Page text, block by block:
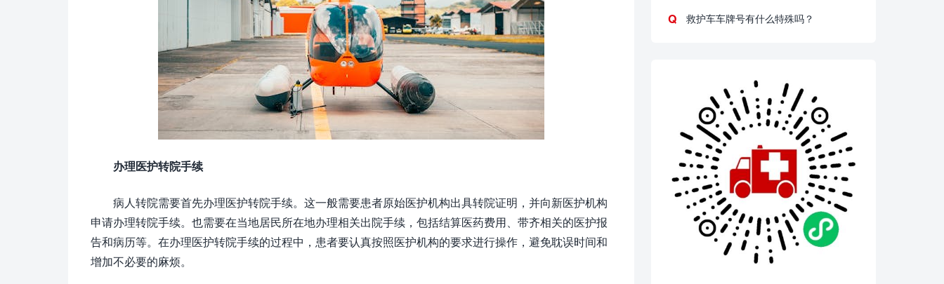
办理医护转院手续
病人转院需要首先办理医护转院手续。这一般需要患者原始医护机构出具转院证明，并向新医护机构
申请办理转院手续。也需要在当地居民所在地办理相关出院手续，包括结算医药费用、带齐相关的医护报
告和病历等。在办理医护转院手续的过程中，患者要认真按照医护机构的要求进行操作，避免耽误时间和
增加不必要的麻烦。
救护车车牌号有什么特殊吗？